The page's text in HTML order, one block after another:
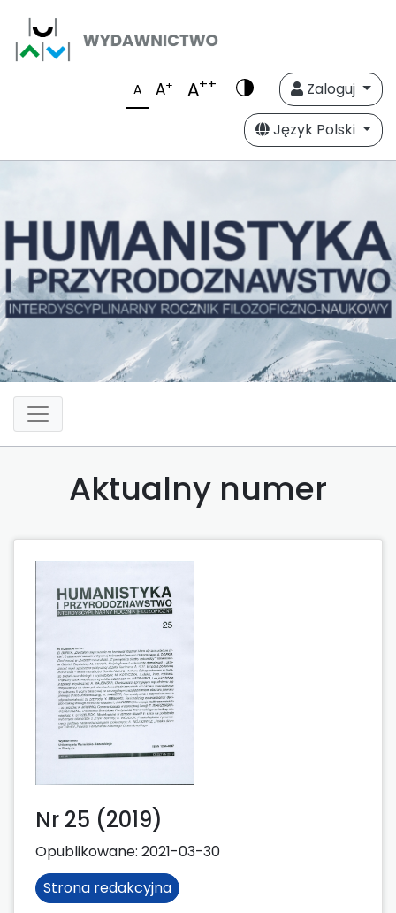
A A+ A++
Zaloguj
Język Polski
Aktualny numer
Nr 25 (2019)
Opublikowane: 2021-03-30
Strona redakcyjna